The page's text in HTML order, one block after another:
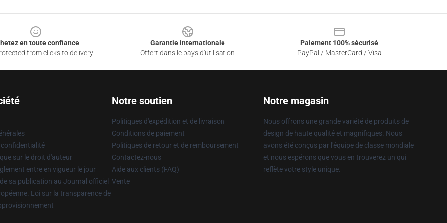
en toute confiance
from clicks to delivery
Garantie internationale
Offert dans le pays d'utilisation
Paiement 100% sécurisé
PayPal / MasterCard / Visa
confidentialité
sur le droit d'auteur
entre en vigueur le jour
sa publication au Journal officiel
Loi sur la transparence de
Notre soutien
Politiques d'expédition et de livraison
Conditions de paiement
Politiques de retour et de remboursement
Contactez-nous
Aide aux clients (FAQ)
Vente
Notre magasin
Nous offrons une grande variété de produits de
design de haute qualité et magnifiques. Nous
avons été conçus par l'équipe de classe mondiale
et nous espérons que vous en trouverez un qui
reflète votre style unique.